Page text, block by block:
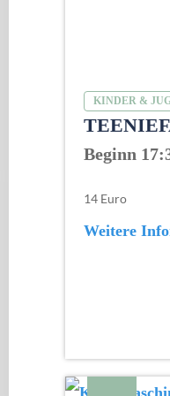
KINDER &
Beginn
14 Euro
Weitere